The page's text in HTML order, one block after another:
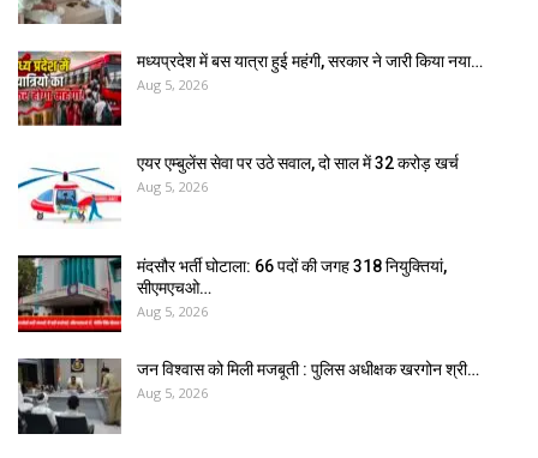
मध्यप्रदेश में बस यात्रा हुई महंगी, सरकार ने जारी किया नया…
Aug 5, 2026
एयर एम्बुलेंस सेवा पर उठे सवाल, दो साल में ₹32 करोड़ खर्च
Aug 5, 2026
मंदसौर भर्ती घोटाला: 66 पदों की जगह 318 नियुक्तियां,
सीएमएचओ…
Aug 5, 2026
जन विश्वास को मिली मजबूती : पुलिस अधीक्षक खरगोन श्री…
Aug 5, 2026